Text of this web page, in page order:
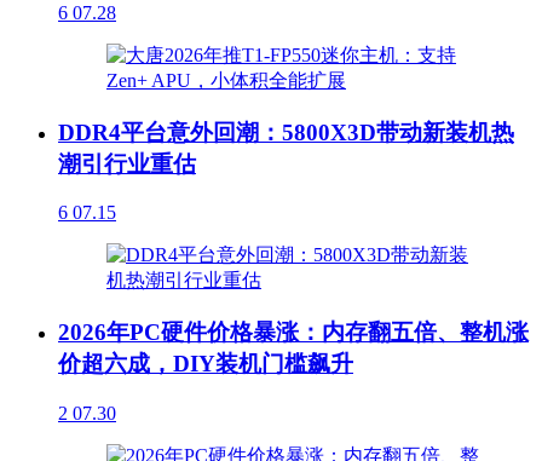
6 07.28
DDR4平台意外回潮：5800X3D带动新装机热
潮引行业重估
6 07.15
2026年PC硬件价格暴涨：内存翻五倍、整机涨
价超六成，DIY装机门槛飙升
2 07.30